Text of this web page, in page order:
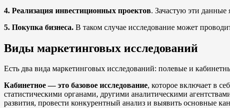
4. Реализация инвестиционных проектов. Зачастую эти
5. Покупка бизнеса. В таком случае исследование может
Виды маркетинговых исследований
Есть два вида маркетинговых исследований: полевые и
Кабинетное — это базовое исследование, которое включает в
статистическими органами, другими аналитическими
развития, провести конкурентный анализ и выявить основные